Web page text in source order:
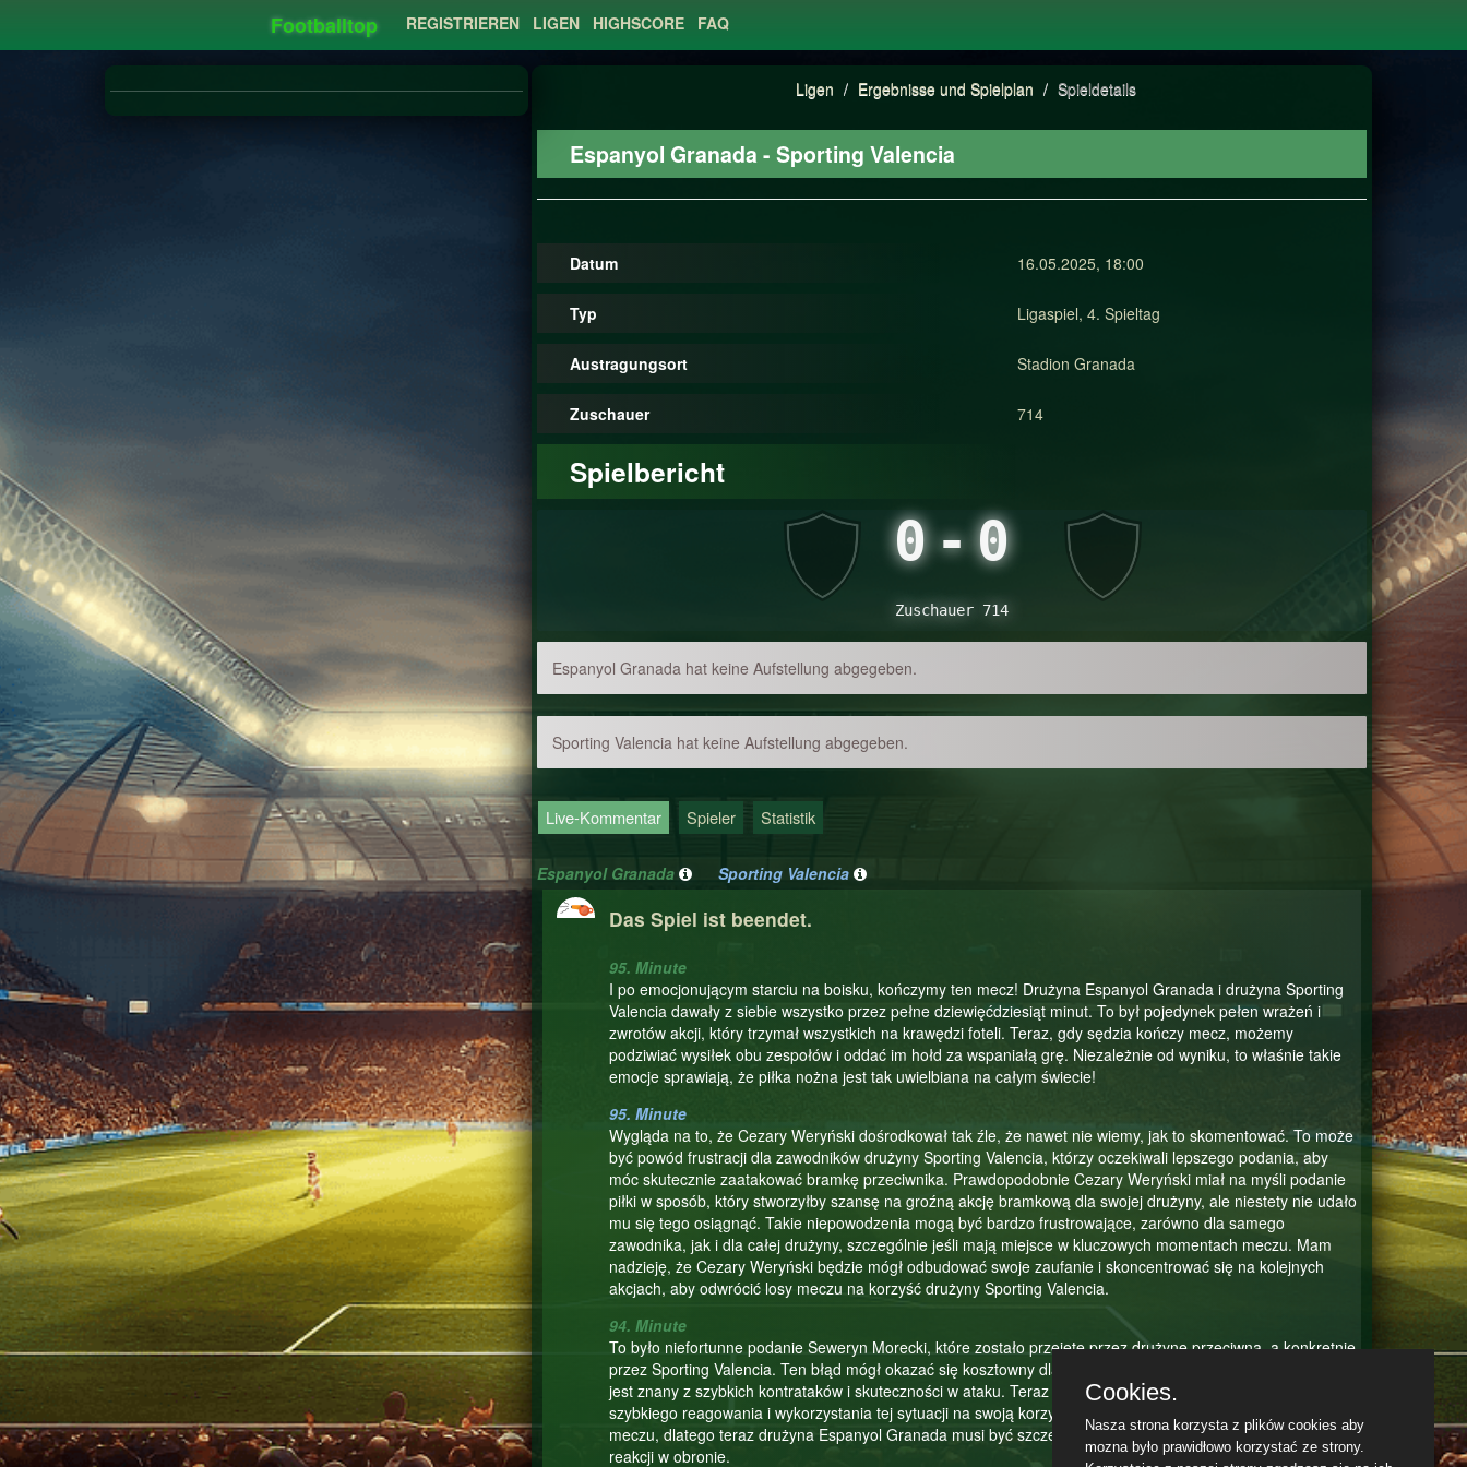
Footballtop REGISTRIEREN LIGEN HIGHSCORE FAQ
Ligen / Ergebnisse und Spielplan / Spieldetails
Espanyol Granada - Sporting Valencia
Datum 16.05.2025, 18:00
Typ Ligaspiel, 4. Spieltag
Austragungsort Stadion Granada
Zuschauer 714
Spielbericht
0-0
Zuschauer 714
Espanyol Granada hat keine Aufstellung abgegeben.
Sporting Valencia hat keine Aufstellung abgegeben.
Live-Kommentar Spieler Statistik
Espanyol Granada Sporting Valencia
Das Spiel ist beendet.
95. Minute
I po emocjonującym starciu na boisku, kończymy ten mecz! Drużyna Espanyol Granada i drużyna Sporting
Valencia dawały z siebie wszystko przez pełne dziewięćdziesiąt minut. To był pojedynek pełen wrażeń i
zwrotów akcji, który trzymał wszystkich na krawędzi foteli. Teraz, gdy sędzia kończy mecz, możemy
podziwiać wysiłek obu zespołów i oddać im hołd za wspaniałą grę. Niezależnie od wyniku, to właśnie takie
emocje sprawiają, że piłka nożna jest tak uwielbiana na całym świecie!
95. Minute
Wygląda na to, że Cezary Weryński dośrodkował tak źle, że nawet nie wiemy, jak to skomentować. To może
być powód frustracji dla zawodników drużyny Sporting Valencia, którzy oczekiwali lepszego podania, aby
móc skutecznie zaatakować bramkę przeciwnika. Prawdopodobnie Cezary Weryński miał na myśli podanie
piłki w sposób, który stworzyłby szansę na groźną akcję bramkową dla swojej drużyny, ale niestety nie udało
mu się tego osiągnąć. Takie niepowodzenia mogą być bardzo frustrowające, zarówno dla samego
zawodnika, jak i dla całej drużyny, szczególnie jeśli mają miejsce w kluczowych momentach meczu. Mam
nadzieję, że Cezary Weryński będzie mógł odbudować swoje zaufanie i skoncentrować się na kolejnych
akcjach, aby odwrócić losy meczu na korzyść drużyny Sporting Valencia.
94. Minute
To było niefortunne podanie Seweryn Morecki, które zostało przejęte przez drużynę przeciwną, a konkretnie
przez Sporting Valencia. Ten błąd mógł okazać się kosztowny dla drużyny, zwłaszcza jeśli Sporting Valencia
jest znany z szybkich kontrataków i skuteczności w ataku. Teraz drużyna Sporting Valencia ma okazję do
szybkiego reagowania i wykorzystania tej sytuacji na swoją korzyść. To moment, który może odwrócić losy
meczu, dlatego teraz drużyna Espanyol Granada musi być szczególnie skoncentrowana i gotowa do szybkiej
reakcji w obronie.
Cookies.
Nasza strona korzysta z plików cookies aby
mozna było prawidłowo korzystać ze strony.